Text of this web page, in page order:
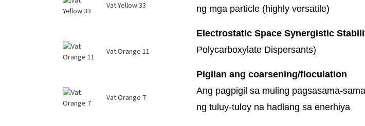
Vat Yellow 33
Vat Orange 11
Vat Orange 7
ng mga particle (highly versatile)
Electrostatic Space Synergistic
Polycarboxylate Dispersants)
Pigilan ang coarsening/floculation
Ang pagpigil sa muling pagsasama-
ng tuluy-tuloy na hadlang sa enerhiya